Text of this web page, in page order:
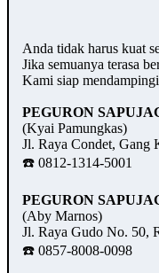
Anda tidak harus kuat
Jika semuanya terasa
Kami siap
PEGURON
(Kyai Pamungkas)
Jl. Raya Condet, Gang
☎️ 0812-1314-5001
PEGURON
(Aby Marnos)
Jl. Raya Gudo No. 50,
☎️ 0857-8008-0098